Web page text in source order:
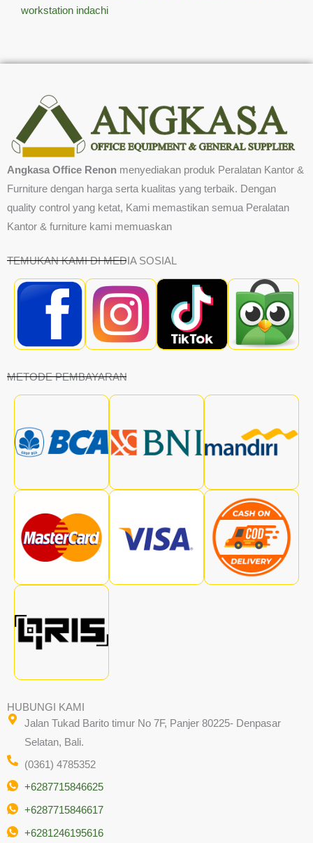
workstation indachi
Angkasa Office Renon menyediakan produk Peralatan Kantor &
Furniture dengan harga serta kualitas yang terbaik. Dengan
quality control yang ketat, Kami memastikan semua Peralatan
Kantor & furniture kami memuaskan
TEMUKAN KAMI DI MEDIA SOSIAL
METODE PEMBAYARAN
HUBUNGI KAMI
Jalan Tukad Barito timur No 7F, Panjer 80225- Denpasar
Selatan, Bali.
(0361) 4785352
+6287715846625
+6287715846617
+6281246195616